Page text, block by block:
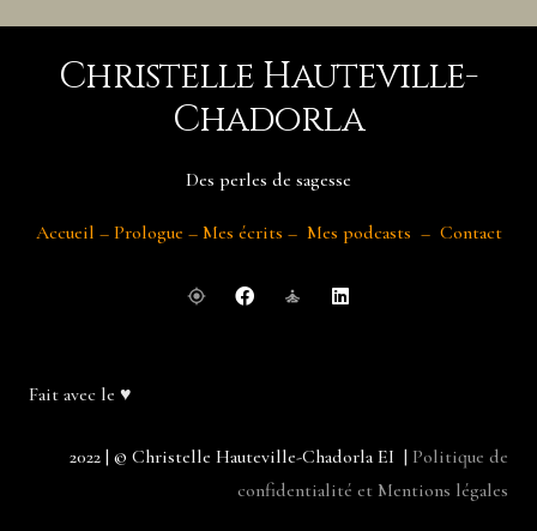
Christelle Hauteville-
Chadorla
Des perles de sagesse
Accueil – Prologue – Mes écrits – Mes podcasts – Contact
my_location self_improvement
Fait avec le ♥
2022 | © Christelle Hauteville-Chadorla EI | Politique de
confidentialité et Mentions légales